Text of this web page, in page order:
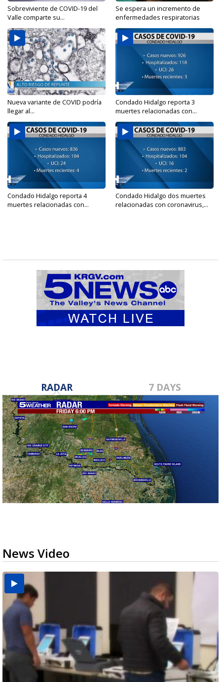
Sobreviviente de COVID-19 del
Valle comparte su...
Se espera un incremento de
enfermedades respiratorias
Nueva variante de COVID podría
llegar al...
Condado Hidalgo reporta 3
muertes relacionadas con...
Condado Hidalgo reporta 4
muertes relacionadas con...
Condado Hidalgo dos muertes
relacionadas con coronavirus,...
RADAR 7 DAYS
News Video